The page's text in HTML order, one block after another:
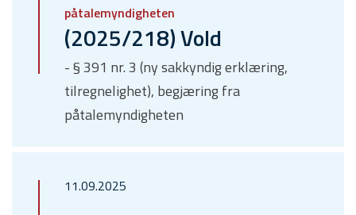
påtalemyndigheten
(2025/218) Vold
- § 391 nr. 3 (ny sakkyndig erklæring,
tilregnelighet), begjæring fra
påtalemyndigheten
11.09.2025